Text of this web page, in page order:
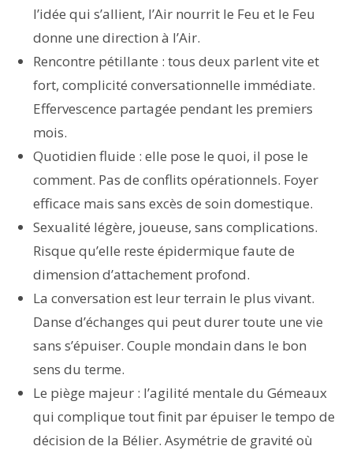
l’idée qui s’allient, l’Air nourrit le Feu et le Feu
donne une direction à l’Air.
Rencontre pétillante : tous deux parlent vite et
fort, complicité conversationnelle immédiate.
Effervescence partagée pendant les premiers
mois.
Quotidien fluide : elle pose le quoi, il pose le
comment. Pas de conflits opérationnels. Foyer
efficace mais sans excès de soin domestique.
Sexualité légère, joueuse, sans complications.
Risque qu’elle reste épidermique faute de
dimension d’attachement profond.
La conversation est leur terrain le plus vivant.
Danse d’échanges qui peut durer toute une vie
sans s’épuiser. Couple mondain dans le bon
sens du terme.
Le piège majeur : l’agilité mentale du Gémeaux
qui complique tout finit par épuiser le tempo de
décision de la Bélier. Asymétrie de gravité où